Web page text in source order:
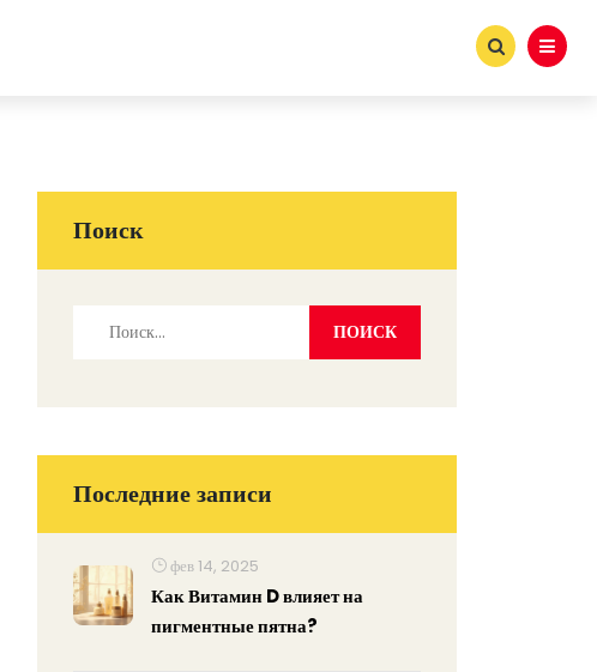
Поиск
Последние записи
фев 14, 2025
Как Витамин D влияет на
пигментные пятна?